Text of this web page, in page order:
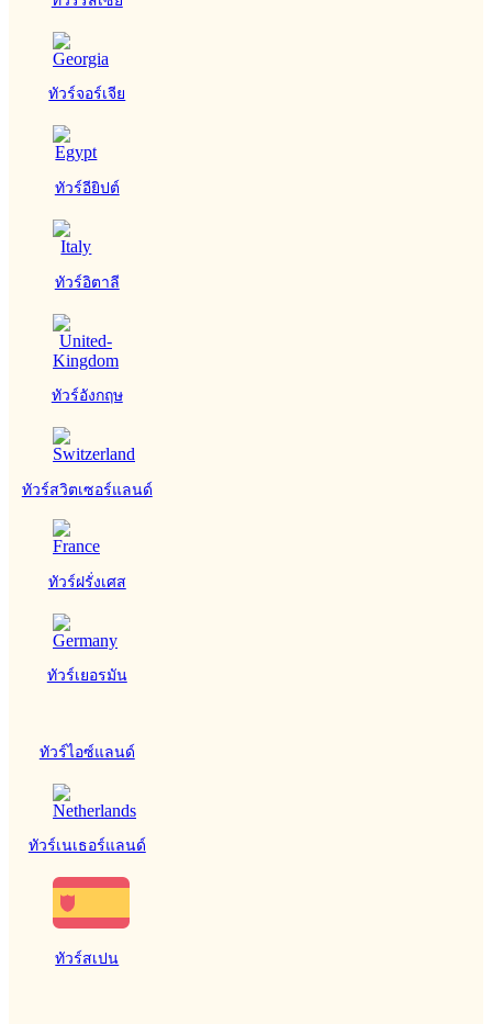
ทัวร์จอร์เจีย
ทัวร์อียิปต์
ทัวร์อิตาลี
ทัวร์อังกฤษ
ทัวร์สวิตเซอร์แลนด์
ทัวร์ฝรั่งเศส
ทัวร์เยอรมัน
ทัวร์ไอซ์แลนด์
ทัวร์เนเธอร์แลนด์
ทัวร์สเปน